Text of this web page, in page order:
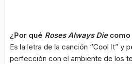
¿Por qué Roses Always Diecomo
Es la letra de la canción “Cool It” y
perfección con el ambiente de los